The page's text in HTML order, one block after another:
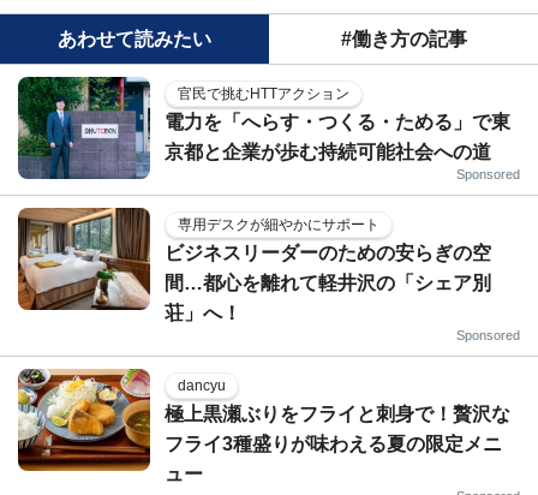
あわせて読みたい #働き方の記事
官民で挑むHTTアクション
電力を「へらす・つくる・ためる」で東
京都と企業が歩む持続可能社会への道
Sponsored
専用デスクが細やかにサポート
ビジネスリーダーのための安らぎの空
間…都心を離れて軽井沢の「シェア別
荘」へ！
Sponsored
dancyu
極上黒瀬ぶりをフライと刺身で！贅沢な
フライ3種盛りが味わえる夏の限定メニ
ュー